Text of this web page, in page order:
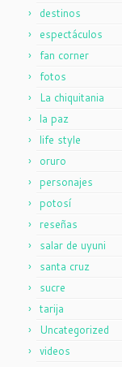
destinos
espectáculos
fan corner
fotos
La chiquitania
la paz
life style
oruro
personajes
potosí
reseñas
salar de uyuni
santa cruz
sucre
tarija
Uncategorized
videos